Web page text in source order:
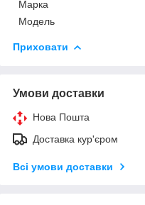
Марка
Модель
Приховати
Умови доставки
Нова Пошта
Доставка кур'єром
Всі умови доставки